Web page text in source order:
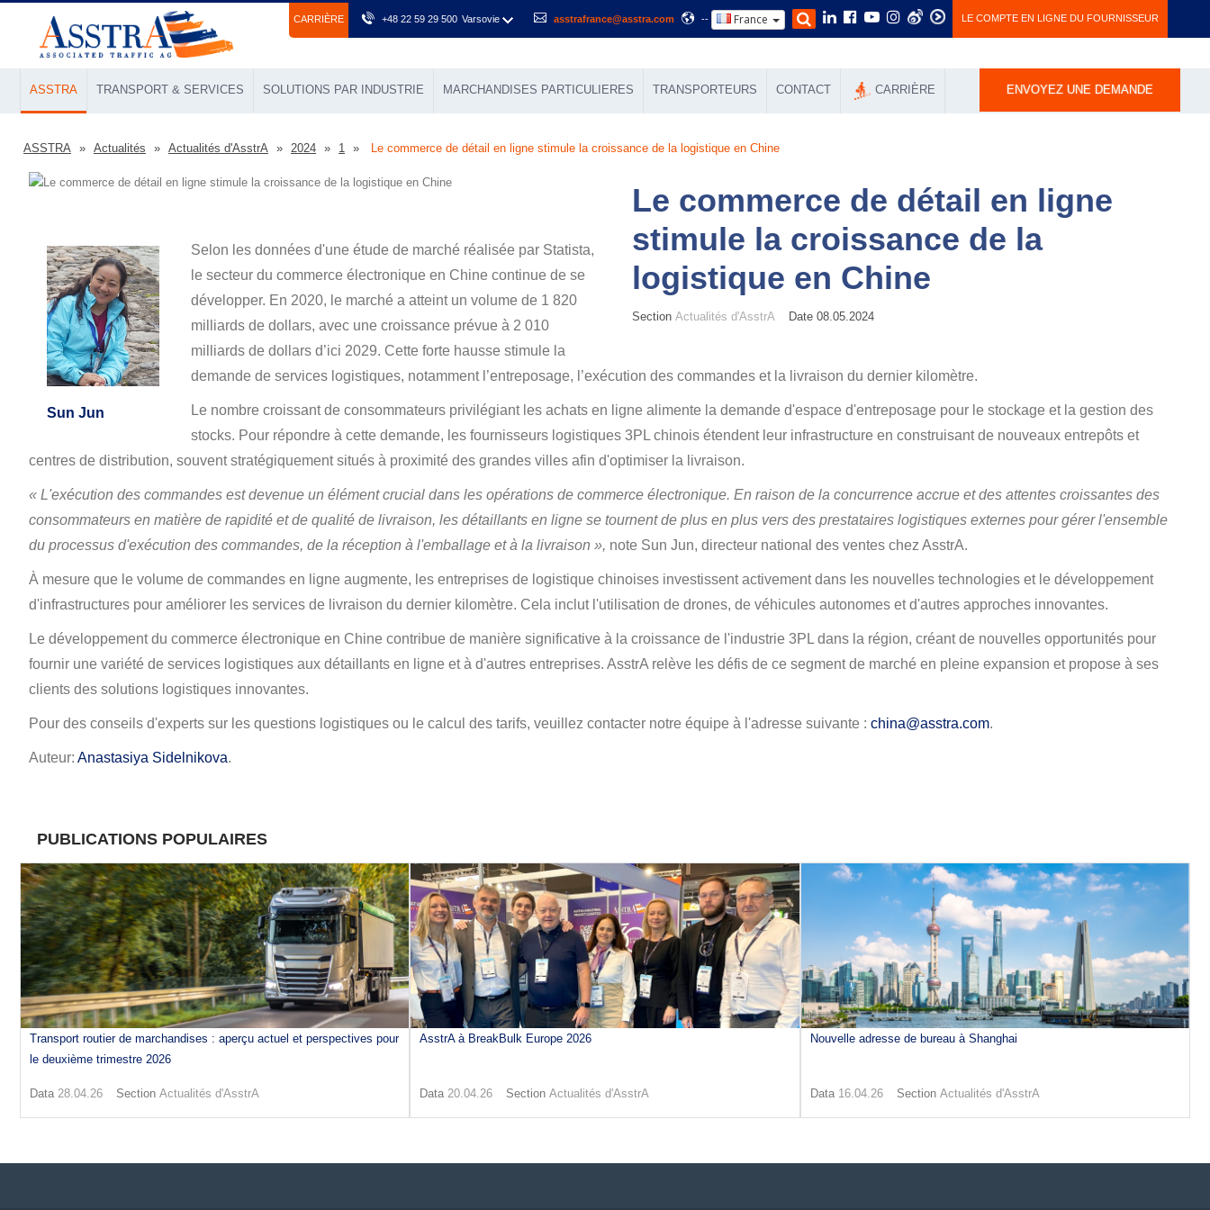
СARRIÈRE +48 22 59 29 500 Varsovie asstrafrance@asstra.com -- France LE COMPTE EN LIGNE DU FOURNISSEUR
ASSTRA TRANSPORT & SERVICES SOLUTIONS PAR INDUSTRIE MARCHANDISES PARTICULIERES TRANSPORTEURS CONTACT СARRIÈRE ENVOYEZ UNE DEMANDE
ASSTRA Actualités Actualités d'AsstrA 2024 1 Le commerce de détail en ligne stimule la croissance de la logistique en Chine
Le commerce de détail en ligne
stimule la croissance de la
logistique en Chine
Section Actualités d'AsstrA Date 08.05.2024
Sun Jun
Selon les données d'une étude de marché réalisée par Statista,
le secteur du commerce électronique en Chine continue de se
développer. En 2020, le marché a atteint un volume de 1 820
milliards de dollars, avec une croissance prévue à 2 010
milliards de dollars d’ici 2029. Cette forte hausse stimule la
demande de services logistiques, notamment l’entreposage, l’exécution des commandes et la livraison du dernier kilomètre.
Le nombre croissant de consommateurs privilégiant les achats en ligne alimente la demande d'espace d'entreposage pour le stockage et la gestion des
stocks. Pour répondre à cette demande, les fournisseurs logistiques 3PL chinois étendent leur infrastructure en construisant de nouveaux entrepôts et
centres de distribution, souvent stratégiquement situés à proximité des grandes villes afin d'optimiser la livraison.
« L'exécution des commandes est devenue un élément crucial dans les opérations de commerce électronique. En raison de la concurrence accrue et des attentes croissantes des
consommateurs en matière de rapidité et de qualité de livraison, les détaillants en ligne se tournent de plus en plus vers des prestataires logistiques externes pour gérer l'ensemble
du processus d'exécution des commandes, de la réception à l'emballage et à la livraison », note Sun Jun, directeur national des ventes chez AsstrA.
À mesure que le volume de commandes en ligne augmente, les entreprises de logistique chinoises investissent activement dans les nouvelles technologies et le développement
d'infrastructures pour améliorer les services de livraison du dernier kilomètre. Cela inclut l'utilisation de drones, de véhicules autonomes et d'autres approches innovantes.
Le développement du commerce électronique en Chine contribue de manière significative à la croissance de l'industrie 3PL dans la région, créant de nouvelles opportunités pour
fournir une variété de services logistiques aux détaillants en ligne et à d'autres entreprises. AsstrA relève les défis de ce segment de marché en pleine expansion et propose à ses
clients des solutions logistiques innovantes.
Pour des conseils d'experts sur les questions logistiques ou le calcul des tarifs, veuillez contacter notre équipe à l'adresse suivante : china@asstra.com.
Auteur: Anastasiya Sidelnikova.
PUBLICATIONS POPULAIRES
Transport routier de marchandises : aperçu actuel et perspectives pour
le deuxième trimestre 2026
Data 28.04.26 Section Actualités d'AsstrA
AsstrA à BreakBulk Europe 2026
Data 20.04.26 SectionActualités d'AsstrA
Nouvelle adresse de bureau à Shanghai
Data 16.04.26Section Actualités d'AsstrA